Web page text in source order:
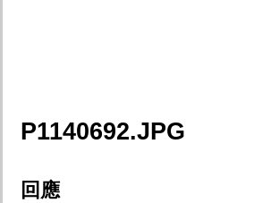
P1140692.JPG
回應